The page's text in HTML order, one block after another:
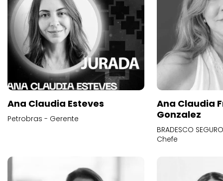
Ana Claudia Esteves
Petrobras - Gerente
Ana Claudia
Gonzalez
BRADESCO
Chefe